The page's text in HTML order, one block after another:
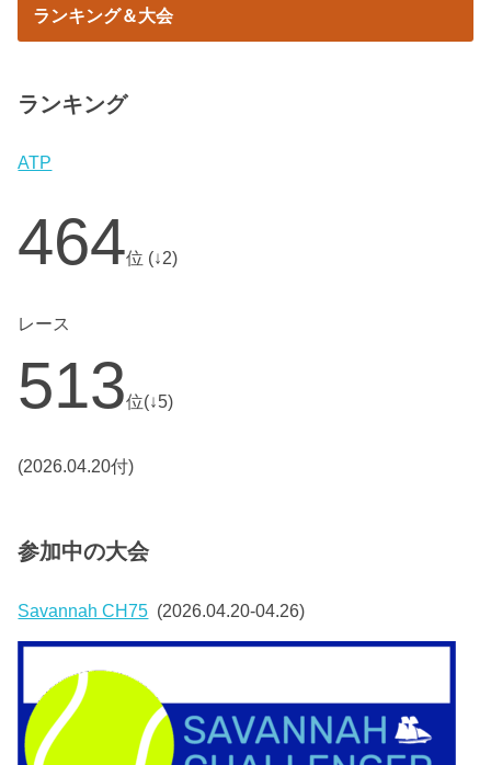
ランキング＆大会
ランキング
ATP
464位 (↓2)
レース
513位(↓5)
(2026.04.20付)
参加中の大会
Savannah CH75 (2026.04.20-04.26)